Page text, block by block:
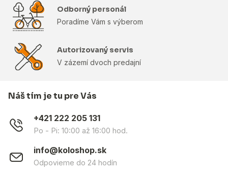
Odborný personál
Poradíme Vám s výberom
Autorizovaný servis
V zázemí dvoch predajní
Náš tím je tu pre Vás
+421 222 205 131
Po - Pi: 10:00 až 16:00 hod.
info@koloshop.sk
Odpovieme do 24 hodín